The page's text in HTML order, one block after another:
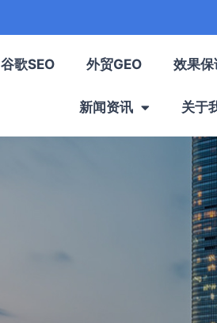
谷歌SEO 外贸GEO 效果保
新闻资讯 关于